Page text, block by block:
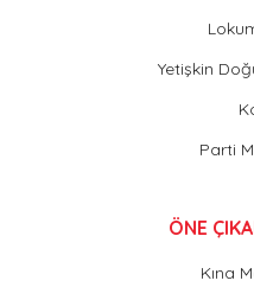
Yetişkin
Parti
ÖNE
Kına